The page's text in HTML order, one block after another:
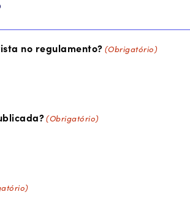
no regulamento? (Obrigatório)
(Obrigatório)